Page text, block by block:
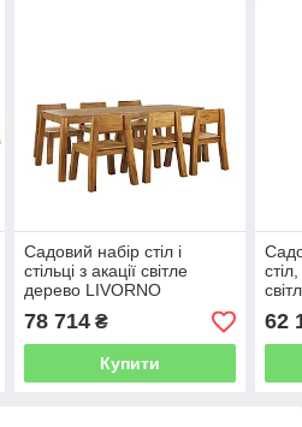
Садовий набір стіл і
стільці з акації світле
дерево LIVORNO
78 714₴
Купити
62